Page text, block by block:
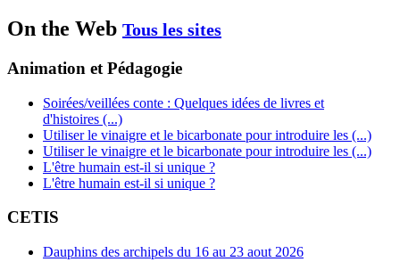
On the Web Tous les sites
Animation et Pédagogie
Soirées/veillées conte : Quelques idées de livres et
d'histoires (...)
Utiliser le vinaigre et le bicarbonate pour introduire les (...)
Utiliser le vinaigre et le bicarbonate pour introduire les (...)
L'être humain est-il si unique ?
L'être humain est-il si unique ?
CETIS
Dauphins des archipels du 16 au 23 aout 2026